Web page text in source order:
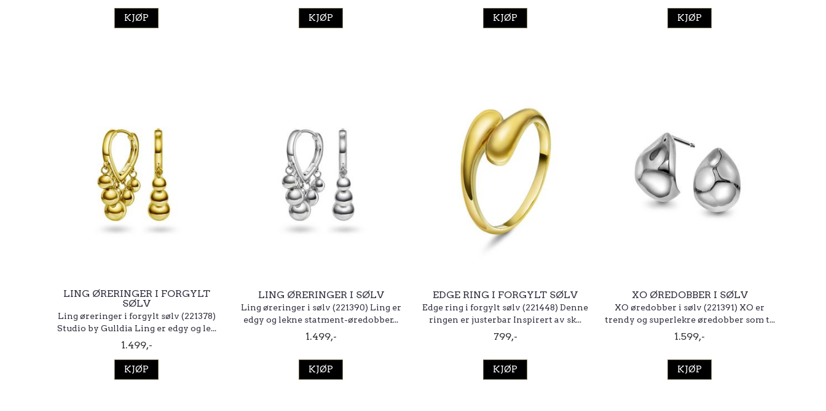
KJØP KJØP KJØP KJØP
LING ØRERINGER I FORGYLT
SØLV
Ling øreringer i forgylt sølv (221378)
Studio by Gulldia Ling er edgy og le...
1.499,-
KJØP
LING ØRERINGER I SØLV
Ling øreringer i sølv (221390) Ling er
edgy og lekne statment-øredobber...
1.499,-
KJØP
EDGE RING I FORGYLT SØLV
Edge ring i forgylt sølv (221448) Denne
ringen er justerbar Inspirert av sk...
799,-
KJØP
XO ØREDOBBER I SØLV
XO øredobber i sølv (221391) XO er
trendy og superlekre øredobber som t...
1.599,-
KJØP